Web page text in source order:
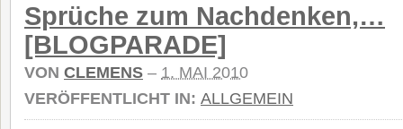
Sprüche zum Nachdenken,…
[BLOGPARADE]
VON CLEMENS – 1. MAI 2010
VERÖFFENTLICHT IN: ALLGEMEIN